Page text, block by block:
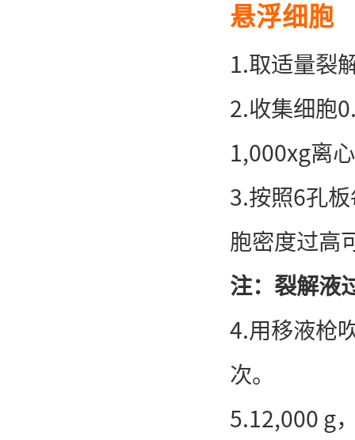
悬浮细胞
1.取适量裂
2.收集细胞
1,000xg离
3.按照6孔
胞密度过高
注：裂解液
4.用移液枪
次。
5.12,000 g